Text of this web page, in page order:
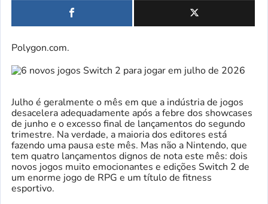
Polygon.com.
Julho é geralmente o mês em que a indústria de jogos
desacelera adequadamente após a febre dos showcases
de junho e o excesso final de lançamentos do segundo
trimestre. Na verdade, a maioria dos editores está
fazendo uma pausa este mês. Mas não a Nintendo, que
tem quatro lançamentos dignos de nota este mês: dois
novos jogos muito emocionantes e edições Switch 2 de
um enorme jogo de RPG e um título de fitness
esportivo.